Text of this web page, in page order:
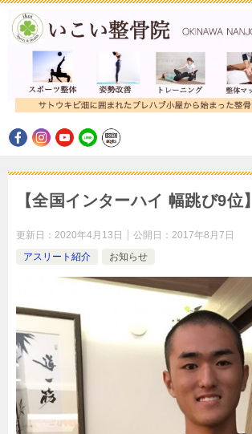
【全国インターハイ 幅跳び9位】
更新日： 2020年4月13日 公開日： 2017年8月7日
アスリート紹介
お知らせ